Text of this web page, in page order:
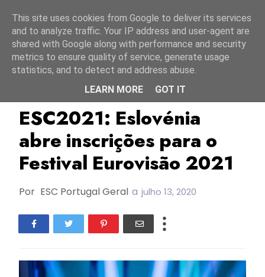
ESC2021 Eslovénia
ESC2021: Eslovénia
abre inscrições para o
Festival Eurovisão 2021
Por ESC Portugal Geral a julho 13, 2020
This site uses cookies from Google to deliver its services
and to analyze traffic. Your IP address and user-agent are
shared with Google along with performance and security
metrics to ensure quality of service, generate usage
statistics, and to detect and address abuse.
LEARN MORE
GOT IT